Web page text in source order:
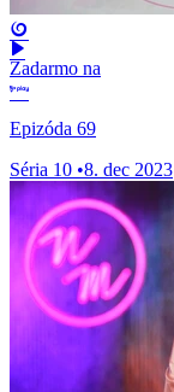
Zadarmo na
Epizóda 69
Séria 10 •8. dec 2023